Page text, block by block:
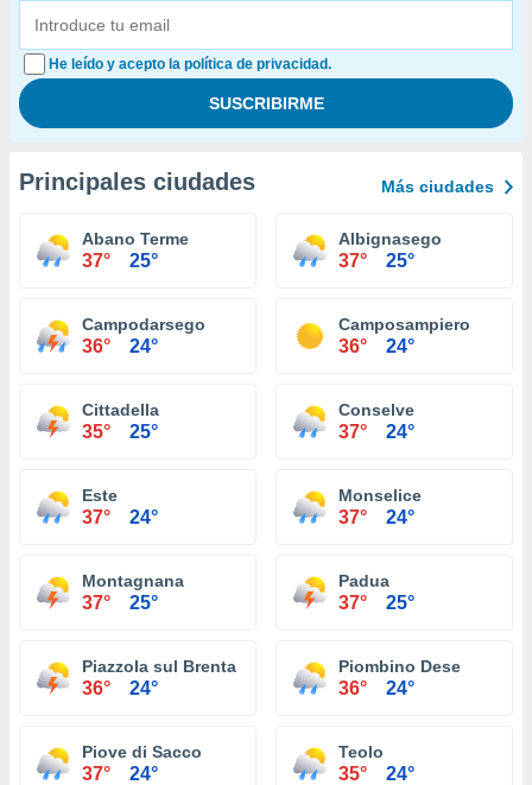
He leído y acepto la política de privacidad.
Principales ciudades Más ciudades
Abano Terme
37° 25°
Albignasego
37° 25°
Campodarsego
36° 24°
Camposampiero
36° 24°
Cittadella
35° 25°
Conselve
37° 24°
Este
37° 24°
Monselice
37° 24°
Montagnana
37° 25°
Padua
37° 25°
Piazzola sul Brenta
36° 24°
Piombino Dese
36° 24°
Piove di Sacco
37° 24°
Teolo
35° 24°